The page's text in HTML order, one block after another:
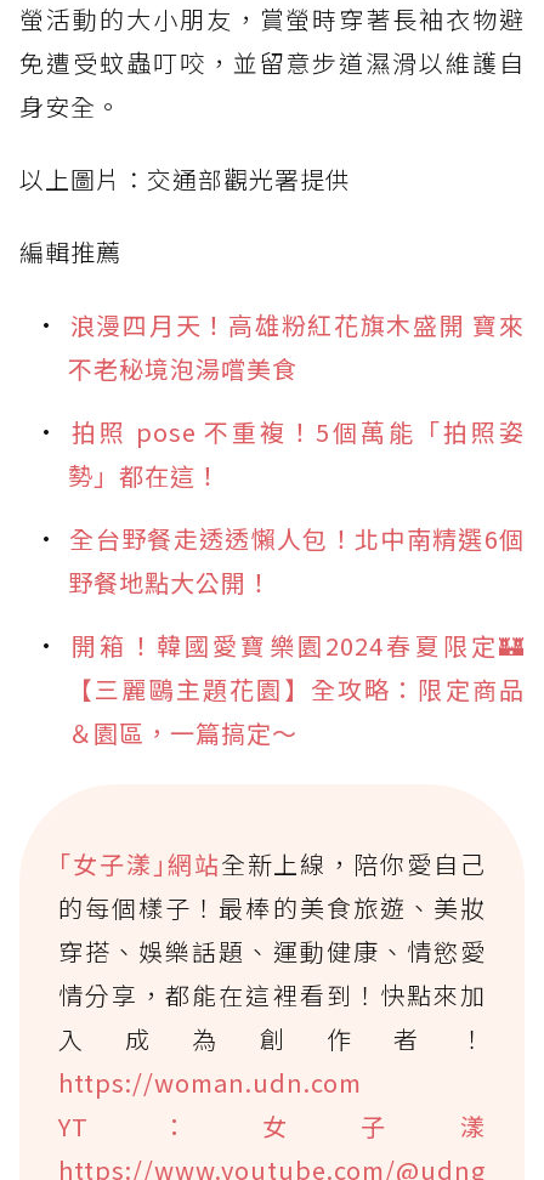
螢活動的大小朋友，賞螢時穿著長袖衣物避
免遭受蚊蟲叮咬，並留意步道濕滑以維護自
身安全。
以上圖片：交通部觀光署提供
編輯推薦
浪漫四月天！高雄粉紅花旗木盛開 寶來
不老秘境泡湯嚐美食
拍照 pose 不重複！5個萬能「拍照姿
勢」都在這！
全台野餐走透透懶人包！北中南精選6個
野餐地點大公開！
開箱！韓國愛寶樂園2024春夏限定🏰
【三麗鷗主題花園】全攻略：限定商品
＆園區，一篇搞定～
｢女子漾｣網站全新上線，陪你愛自己
的每個樣子！最棒的美食旅遊、美妝
穿搭、娛樂話題、運動健康、情慾愛
情分享，都能在這裡看到！快點來加
入成為創作者！
https://woman.udn.com
YT：女子漾
https://www.youtube.com/@udng